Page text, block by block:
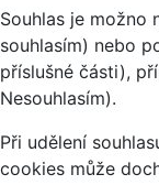
Souhlas je možno
souhlasím) nebo
příslušné části),
Nesouhlasím).
Při udělení
cookies může